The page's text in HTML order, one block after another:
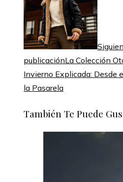
publicaciónLa Colección
Invierno Explicada: Desde
la Pasarela
También Te Puede